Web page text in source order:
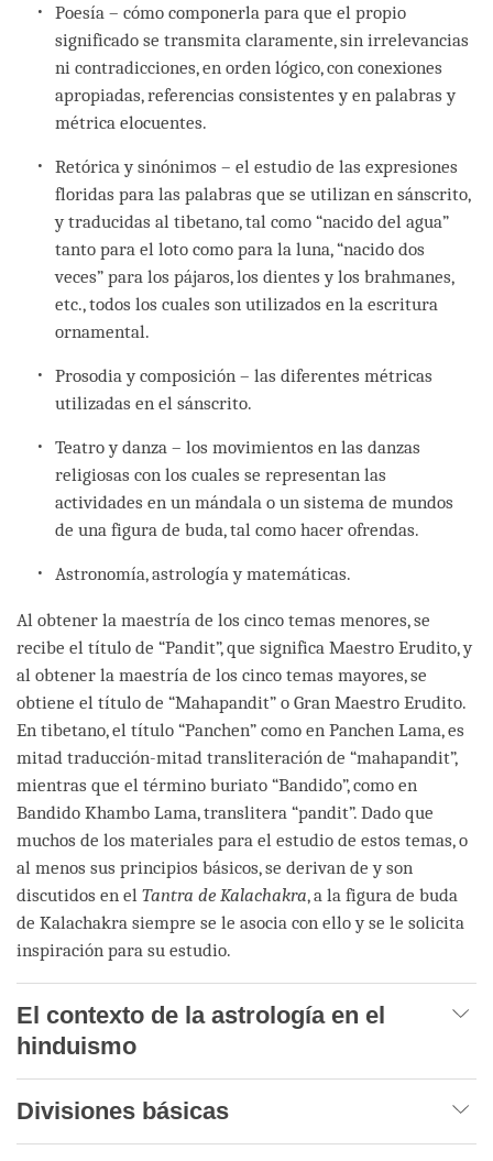
Poesía – cómo componerla para que el propio
significado se transmita claramente, sin irrelevancias
ni contradicciones, en orden lógico, con conexiones
apropiadas, referencias consistentes y en palabras y
métrica elocuentes.
Retórica y sinónimos – el estudio de las expresiones
floridas para las palabras que se utilizan en sánscrito,
y traducidas al tibetano, tal como “nacido del agua”
tanto para el loto como para la luna, “nacido dos
veces” para los pájaros, los dientes y los brahmanes,
etc., todos los cuales son utilizados en la escritura
ornamental.
Prosodia y composición – las diferentes métricas
utilizadas en el sánscrito.
Teatro y danza – los movimientos en las danzas
religiosas con los cuales se representan las
actividades en un mándala o un sistema de mundos
de una figura de buda, tal como hacer ofrendas.
Astronomía, astrología y matemáticas.
Al obtener la maestría de los cinco temas menores, se
recibe el título de “Pandit”, que significa Maestro Erudito, y
al obtener la maestría de los cinco temas mayores, se
obtiene el título de “Mahapandit” o Gran Maestro Erudito.
En tibetano, el título “Panchen” como en Panchen Lama, es
mitad traducción-mitad transliteración de “mahapandit”,
mientras que el término buriato “Bandido”, como en
Bandido Khambo Lama, translitera “pandit”. Dado que
muchos de los materiales para el estudio de estos temas, o
al menos sus principios básicos, se derivan de y son
discutidos en el Tantra de Kalachakra, a la figura de buda
de Kalachakra siempre se le asocia con ello y se le solicita
inspiración para su estudio.
El contexto de la astrología en el
hinduismo
Divisiones básicas